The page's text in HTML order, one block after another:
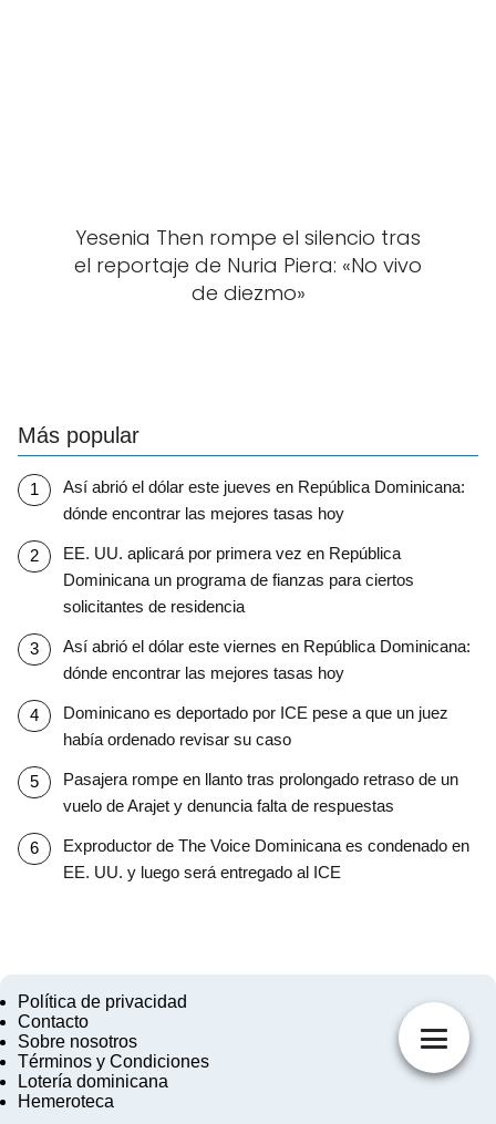
Yesenia Then rompe el silencio tras
el reportaje de Nuria Piera: «No vivo
de diezmo»
Más popular
Así abrió el dólar este jueves en República Dominicana:
dónde encontrar las mejores tasas hoy
EE. UU. aplicará por primera vez en República
Dominicana un programa de fianzas para ciertos
solicitantes de residencia
Así abrió el dólar este viernes en República Dominicana:
dónde encontrar las mejores tasas hoy
Dominicano es deportado por ICE pese a que un juez
había ordenado revisar su caso
Pasajera rompe en llanto tras prolongado retraso de un
vuelo de Arajet y denuncia falta de respuestas
Exproductor de The Voice Dominicana es condenado en
EE. UU. y luego será entregado al ICE
Política de privacidad
Contacto
Sobre nosotros
Términos y Condiciones
Lotería dominicana
Hemeroteca